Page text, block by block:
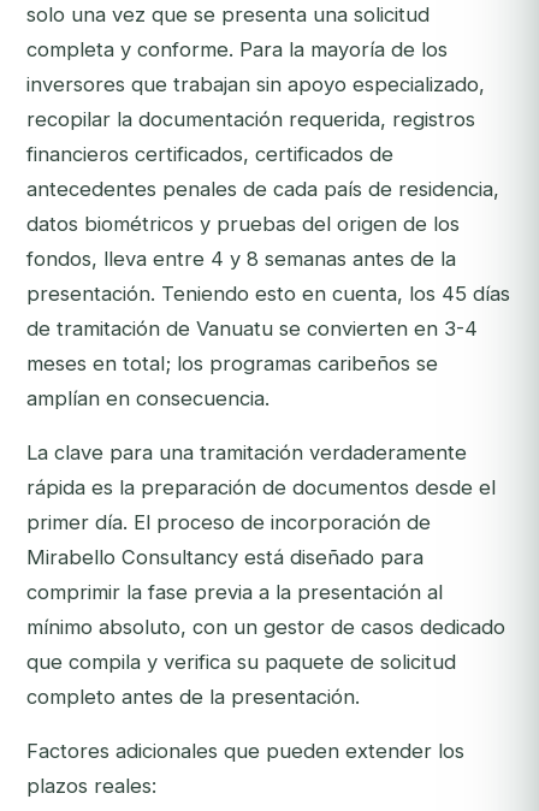
solo una vez que se presenta una solicitud
completa y conforme. Para la mayoría de los
inversores que trabajan sin apoyo especializado,
recopilar la documentación requerida, registros
financieros certificados, certificados de
antecedentes penales de cada país de residencia,
datos biométricos y pruebas del origen de los
fondos, lleva entre 4 y 8 semanas antes de la
presentación. Teniendo esto en cuenta, los 45 días
de tramitación de Vanuatu se convierten en 3-4
meses en total; los programas caribeños se
amplían en consecuencia.
La clave para una tramitación verdaderamente
rápida es la preparación de documentos desde el
primer día. El proceso de incorporación de
Mirabello Consultancy está diseñado para
comprimir la fase previa a la presentación al
mínimo absoluto, con un gestor de casos dedicado
que compila y verifica su paquete de solicitud
completo antes de la presentación.
Factores adicionales que pueden extender los
plazos reales: